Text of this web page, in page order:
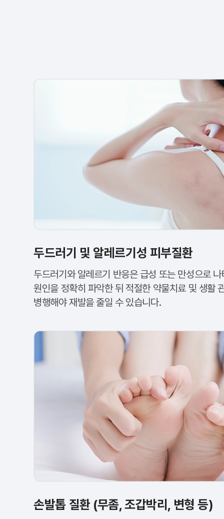
두드러기 및 알레르기성 피부질환
두드러기와 알레르기 반응은 급성 또는 만성으로 나
원인을 정확히 파악한 뒤 적절한 약물치료 및 생활
병행해야 재발을 줄일 수 있습니다.
손발톱 질환 (무좀, 조갑박리, 변형 등)